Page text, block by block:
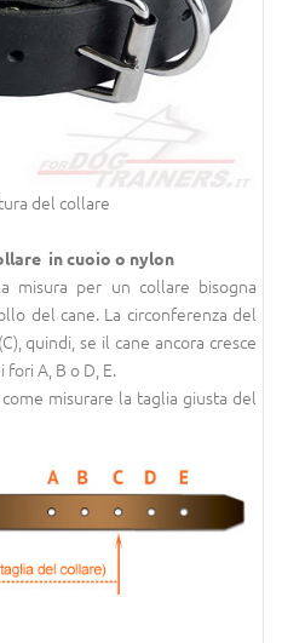
del collare
in cuoio o nylon
misura per un collare bisogna
del cane. La circonferenza del
quindi, se il cane ancora cresce
fori A, B o D, E.
misurare la taglia giusta del